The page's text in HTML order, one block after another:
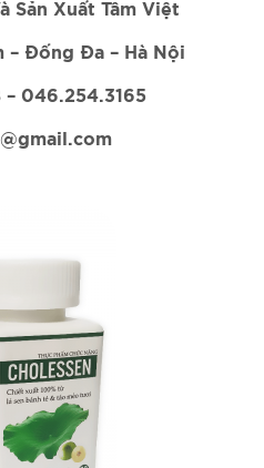
Sản Xuất Tâm Việt
Đống Đa – Hà Nội
046.254.3165